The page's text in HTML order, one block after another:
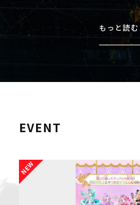
もっと読む
EVENT